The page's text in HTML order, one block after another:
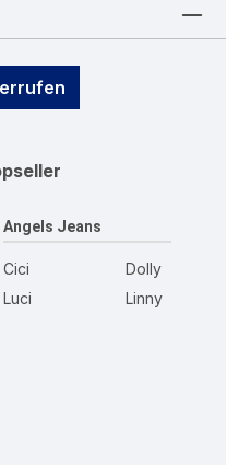
Angels Jeans
Cici
Luci
Dolly
Linny